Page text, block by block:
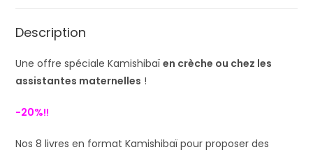
Description
Une offre spéciale Kamishibaïen crèche ou chez les
assistantes maternelles !
-20%!!
Nos 8 livres en format Kamishibaï pour proposer des